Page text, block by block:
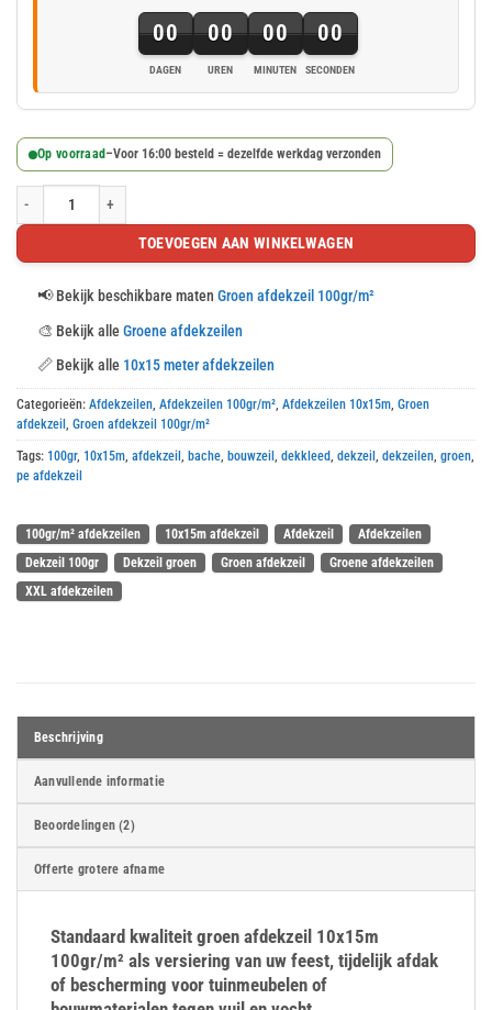
00
DAGEN
00
UREN
00
MINUTEN
00
SECONDEN
Op voorraad –Voor 16:00 besteld = dezelfde werkdag verzonden
Groen afdekzeil 10x15m 100gr/m² aantal
TOEVOEGEN AAN WINKELWAGEN
📢 Bekijk beschikbare maten Groen afdekzeil 100gr/m²
🎨 Bekijk alleGroene afdekzeilen
📏 Bekijk alle 10x15 meter afdekzeilen
Categorieën: Afdekzeilen, Afdekzeilen 100gr/m², Afdekzeilen 10x15m, Groen
afdekzeil, Groen afdekzeil 100gr/m²
Tags: 100gr, 10x15m, afdekzeil, bache, bouwzeil, dekkleed, dekzeil, dekzeilen, groen,
pe afdekzeil
100gr/m² afdekzeilen 10x15m afdekzeil Afdekzeil
Afdekzeilen
Dekzeil 100gr
Dekzeil groen Groen afdekzeil
Groene afdekzeilen
XXL afdekzeilen
Beschrijving
Aanvullende informatie
Beoordelingen (2)
Offerte grotere afname
Standaard kwaliteit groen afdekzeil 10x15m
100gr/m² als versiering van uw feest, tijdelijk afdak
of bescherming voor tuinmeubelen of